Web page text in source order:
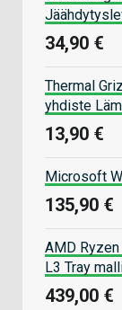
34,90 €
Thermal
yhdiste
13,90 €
Microsoft
135,90 €
AMD
L3 Tray
439,00 €